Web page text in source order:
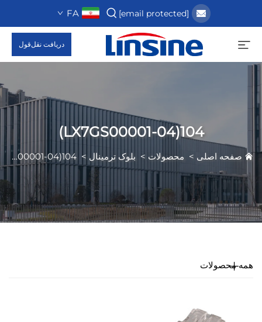
[email protected]
FA
دریافت نقل‌قول
104(LX7GS00001-04)
صفحه اصلی > محصولات > بلوک ترمینال >
104(LX7GS00001-04)
همه محصولات